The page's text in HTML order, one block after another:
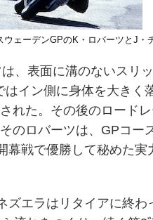
ウェーデンGPのK・ロバーツとJ・
、表面に溝のないスリ
イン側に身体を大きく
れた。その後のロード
のロバーツは、GPコー
幕戦で優勝して秘めた実
ズエラはリタイアに終わ